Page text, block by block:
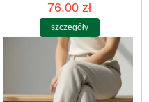
76.00 zł
szczegóły